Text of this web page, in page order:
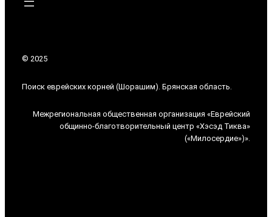
© 2025
Поиск еврейских корней (Шорашим). Брянская область.
Межрегиональная общественная организация «Еврейский
общинно-благотворительный центр «Хэсэд Тиква»
(«Милосердие»)».